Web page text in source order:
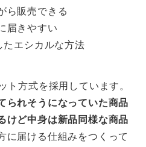
ら販売できる
届きやすい
たエシカルな方法
ト方式を採用しています。
られそうになっていた商品
けど中身は新品同様な商品
に届ける仕組みをつくって